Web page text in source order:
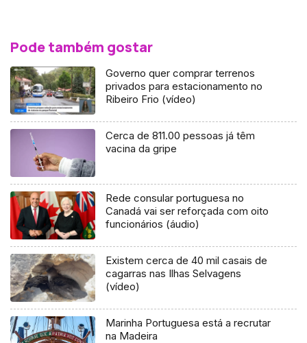
Pode também gostar
Governo quer comprar terrenos
privados para estacionamento no
Ribeiro Frio (vídeo)
Cerca de 811.00 pessoas já têm
vacina da gripe
Rede consular portuguesa no
Canadá vai ser reforçada com oito
funcionários (áudio)
Existem cerca de 40 mil casais de
cagarras nas Ilhas Selvagens
(vídeo)
Marinha Portuguesa está a recrutar
na Madeira